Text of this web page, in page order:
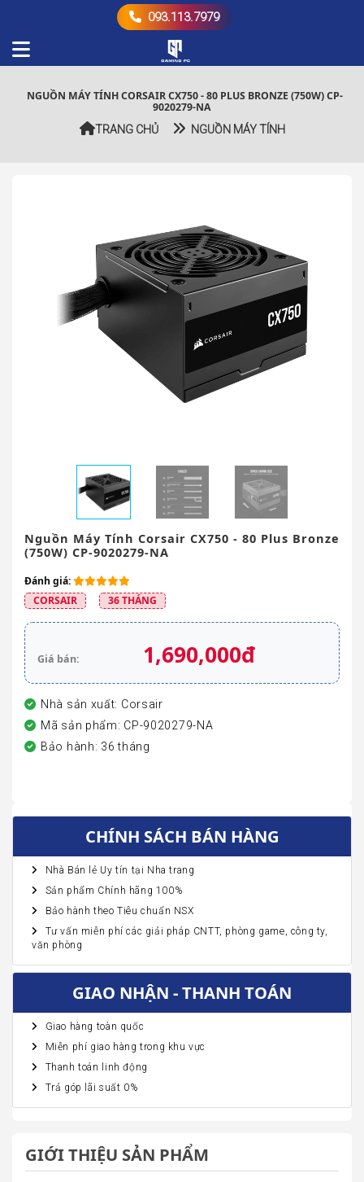
093.113.7979
NGUỒN MÁY TÍNH CORSAIR CX750 - 80 PLUS BRONZE (750W) CP-
9020279-NA
TRANG CHỦ NGUỒN MÁY TÍNH
Nguồn Máy Tính Corsair CX750 - 80 Plus Bronze
(750W) CP-9020279-NA
Đánh giá:
CORSAIR
36 THÁNG
Giá bán: 1,690,000đ
Nhà sản xuất: Corsair
Mã sản phẩm: CP-9020279-NA
Bảo hành: 36 tháng
CHÍNH SÁCH BÁN HÀNG
Nhà Bán lẻ Uy tín tại Nha trang
Sản phẩm Chính hãng 100%
Bảo hành theo Tiêu chuẩn NSX
Tư vấn miễn phí các giải pháp CNTT, phòng game, công ty,
văn phòng
GIAO NHẬN - THANH TOÁN
Giao hàng toàn quốc
Miễn phí giao hàng trong khu vực
Thanh toán linh động
Trả góp lãi suất 0%
GIỚI THIỆU SẢN PHẨM